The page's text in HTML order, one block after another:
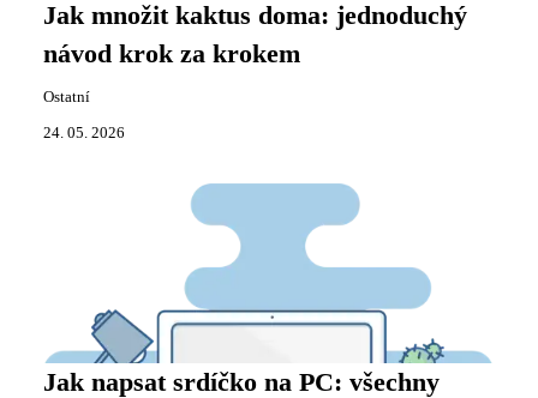
Jak množit kaktus doma: jednoduchý
návod krok za krokem
Ostatní
24. 05. 2026
Jak napsat srdíčko na PC: všechny